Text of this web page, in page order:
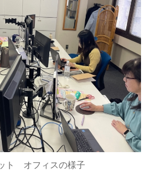
ト オフィスの様子